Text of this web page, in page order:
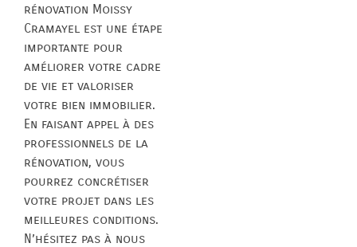
rénovation Moissy
Cramayel est une étape
importante pour
améliorer votre cadre
de vie et valoriser
votre bien immobilier.
En faisant appel à des
professionnels de la
rénovation, vous
pourrez concrétiser
votre projet dans les
meilleures conditions.
N’hésitez pas à nous